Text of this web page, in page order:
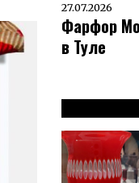
27.07.2026
Фарфор
в Туле